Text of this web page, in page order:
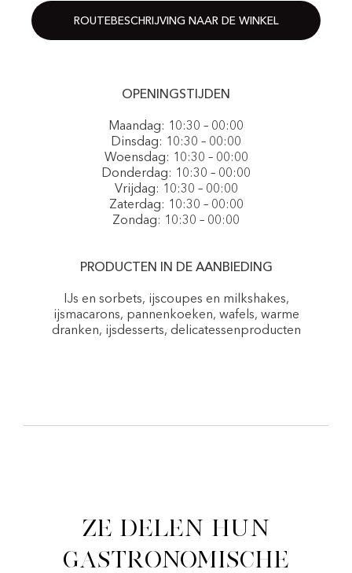
ROUTEBESCHRIJVING NAAR DE WINKEL
OPENINGSTIJDEN
Maandag: 10:30 – 00:00
Dinsdag: 10:30 – 00:00
Woensdag: 10:30 – 00:00
Donderdag: 10:30 – 00:00
Vrijdag: 10:30 – 00:00
Zaterdag: 10:30 – 00:00
Zondag: 10:30 – 00:00
PRODUCTEN IN DE AANBIEDING
IJs en sorbets, ijscoupes en milkshakes,
ijsmacarons, pannenkoeken, wafels, warme
dranken, ijsdesserts, delicatessenproducten
Ze delen hun
gastronomische